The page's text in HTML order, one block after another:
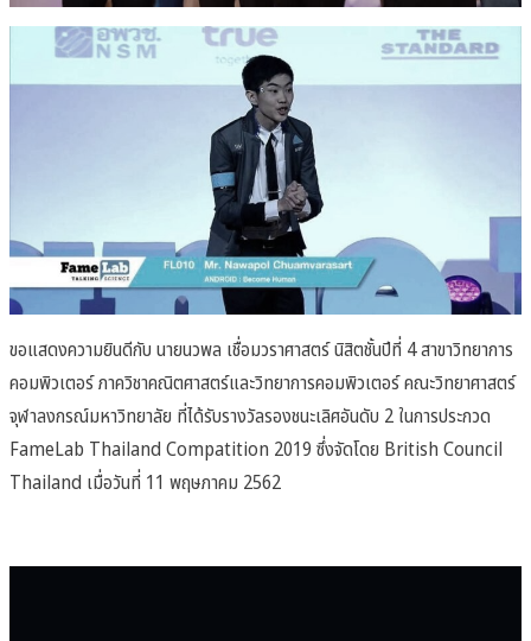
ขอแสดงความยินดีกับ นายนวพล เชื่อมวราศาสตร์ นิสิตชั้นปีที่ 4 สาขาวิทยาการ
คอมพิวเตอร์ ภาควิชาคณิตศาสตร์และวิทยาการคอมพิวเตอร์ คณะวิทยาศาสตร์
จุฬาลงกรณ์มหาวิทยาลัย ที่ได้รับรางวัลรองชนะเลิศอันดับ 2 ในการประกวด
FameLab Thailand Compatition 2019 ซึ่งจัดโดย British Council
Thailand เมื่อวันที่ 11 พฤษภาคม 2562